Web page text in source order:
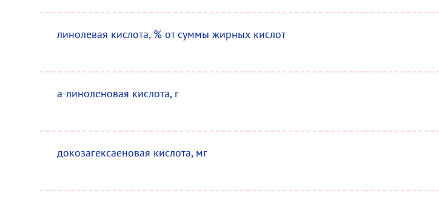
линолевая кислота, % от суммы жирных кислот
a-линоленовая кислота, г
докозагексаеновая кислота, мг